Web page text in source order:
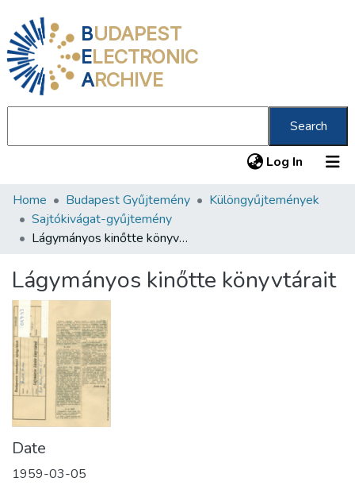
BUDAPEST
ELECTRONIC
ARCHIVE
Search
Log In (current)
Communities & Collections
All of DSpace
About us
Home Budapest Gyűjtemény
Különgyűjtemények
Sajtókivágat-gyűjtemény
Lágymányos kinőtte könyvtárait
Lágymányos kinőtte könyvtárait
Date
1959-03-05